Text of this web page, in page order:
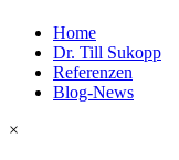
Home
Dr. Till Sukopp
Referenzen
Blog-News
×